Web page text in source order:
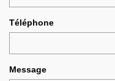
Téléphone
Message